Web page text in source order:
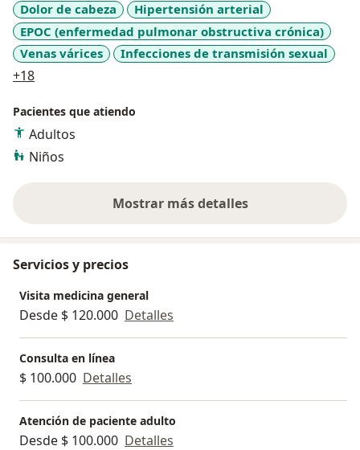
Dolor de cabeza
Hipertensión arterial
EPOC (enfermedad pulmonar obstructiva crónica)
Venas várices
Infecciones de transmisión sexual
+18a11y_sr_more_diseases
Pacientes que atiendo
Adultos
Niños
Mostrar más detalles
sobre la experiencia
Servicios y precios
Visita medicina general
Desde $ 120.000 Detalles
Consulta en línea
$ 100.000 Detalles
Atención de paciente adulto
Desde $ 100.000 Detalles